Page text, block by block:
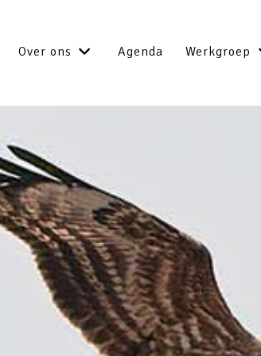
Over ons Agenda Werkgroep